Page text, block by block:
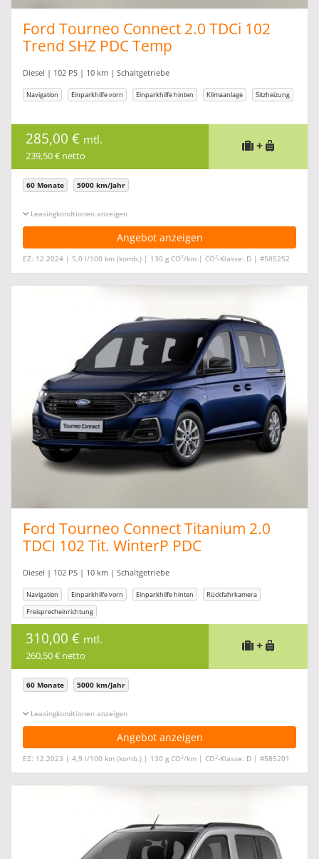
Ford Tourneo Connect 2.0 TDCi 102
Trend SHZ PDC Temp
Diesel | 102 PS | 10 km | Schaltgetriebe
Navigation Einparkhilfe vorn Einparkhilfe hinten Klimaanlage Sitzheizung
285,00 € mtl.
239,50 € netto
+
60 Monate 5000 km/Jahr
Leasingkonditionen ein-/ausblenden
Angebot anzeigen
EZ: 12.2024 | 5,0 l/100 km (komb.) | 130 g CO2/km | CO2-Klasse: D | #585252
Ford Tourneo Connect Titanium 2.0
TDCI 102 Tit. WinterP PDC
Diesel | 102 PS | 10 km | Schaltgetriebe
Navigation Einparkhilfe vorn Einparkhilfe hinten
Rückfahrkamera
Freisprecheinrichtung
310,00 € mtl.
260,50 € netto
+
60 Monate 5000 km/Jahr
Leasingkonditionen ein-/ausblenden
Angebot anzeigen
EZ: 12.2023 | 4,9 l/100 km (komb.) | 130 g CO2/km | CO2-Klasse: D | #585201